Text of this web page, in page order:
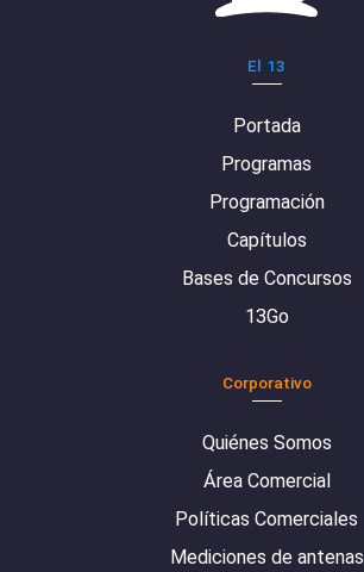
El 13
Portada
Programas
Programación
Capítulos
Bases de Concursos
13Go
Corporativo
Quiénes Somos
Área Comercial
Políticas Comerciales
Mediciones de antenas